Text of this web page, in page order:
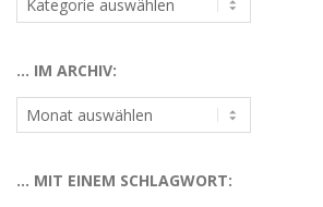
nach
… IM ARCHIV:
…
im
… MIT EINEM SCHLAGWORT: